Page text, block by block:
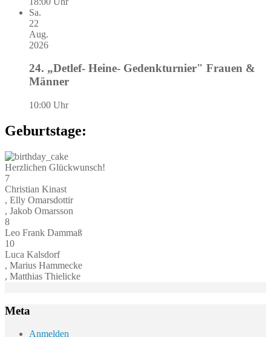
Sa.
22
Aug.
2026
24. „Detlef- Heine- Gedenkturnier" Frauen &
Männer
10:00 Uhr
Geburtstage:
Herzlichen Glückwunsch!
7
Christian Kinast
, Elly Omarsdottir
, Jakob Omarsson
8
Leo Frank Dammaß
10
Luca Kalsdorf
, Marius Hammecke
, Matthias Thielicke
Meta
Anmelden